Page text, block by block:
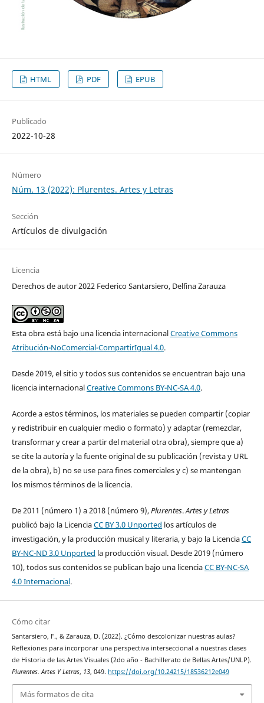
HTML PDF EPUB
Publicado
2022-10-28
Número
Núm. 13 (2022): Plurentes. Artes y Letras
Sección
Artículos de divulgación
Licencia
Derechos de autor 2022 Federico Santarsiero, Delfina Zarauza
Esta obra está bajo una licencia internacionalCreative Commons
Atribución-NoComercial-CompartirIgual 4.0.
Desde 2019, el sitio y todos sus contenidos se encuentran bajo una
licencia internacionalCreative Commons BY-NC-SA 4.0.
Acorde a estos términos, los materiales se pueden compartir (copiar
y redistribuir en cualquier medio o formato) y adaptar (remezclar,
transformar y crear a partir del material otra obra), siempre que a)
se cite la autoría y la fuente original de su publicación (revista y URL
de la obra), b) no se use para fines comerciales y c) se mantengan
los mismos términos de la licencia.
De 2011 (número 1) a 2018 (número 9),Plurentes.Artes y Letras
publicó bajo la LicenciaCC BY 3.0 Unported los artículos de
investigación, y la producción musical y literaria, y bajo la LicenciaCC
BY-NC-ND 3.0 Unported la producción visual. Desde 2019 (número
10), todos sus contenidos se publican bajo una licenciaCC BY-NC-SA
4.0 Internacional.
Cómo citar
Santarsiero, F., & Zarauza, D. (2022). ¿Cómo descolonizar nuestras aulas?
Reflexiones para incorporar una perspectiva interseccional a nuestras clases
de Historia de las Artes Visuales (2do año - Bachillerato de Bellas Artes/UNLP).
Plurentes. Artes Y Letras, 13, 049. https://doi.org/10.24215/18536212e049
Más formatos de cita